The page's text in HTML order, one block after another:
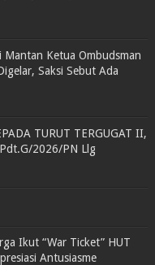
Ketua Ombudsman
Saksi Sebut Ada
TURUT TERGUGAT II,
2026/PN Llg
Ikut “War Ticket” HUT
Antusiasme